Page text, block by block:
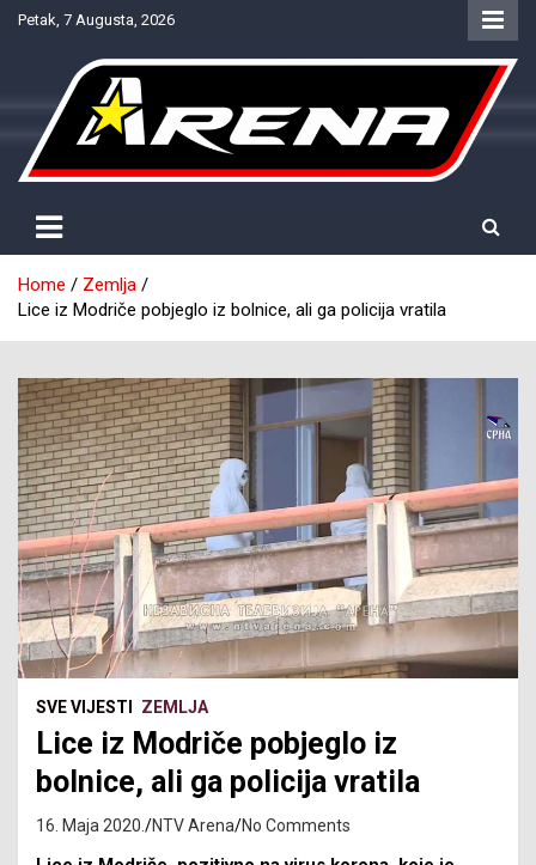
SkipPetak, 7 Augusta, 2026
NTV Arena
Home
Zemlja
Lice iz Modriče pobjeglo iz bolnice, ali ga policija vratila
SVE VIJESTI ZEMLJA
Lice iz Modriče pobjeglo iz
bolnice, ali ga policija vratila
16. Maja 2020. NTV Arena No Comments